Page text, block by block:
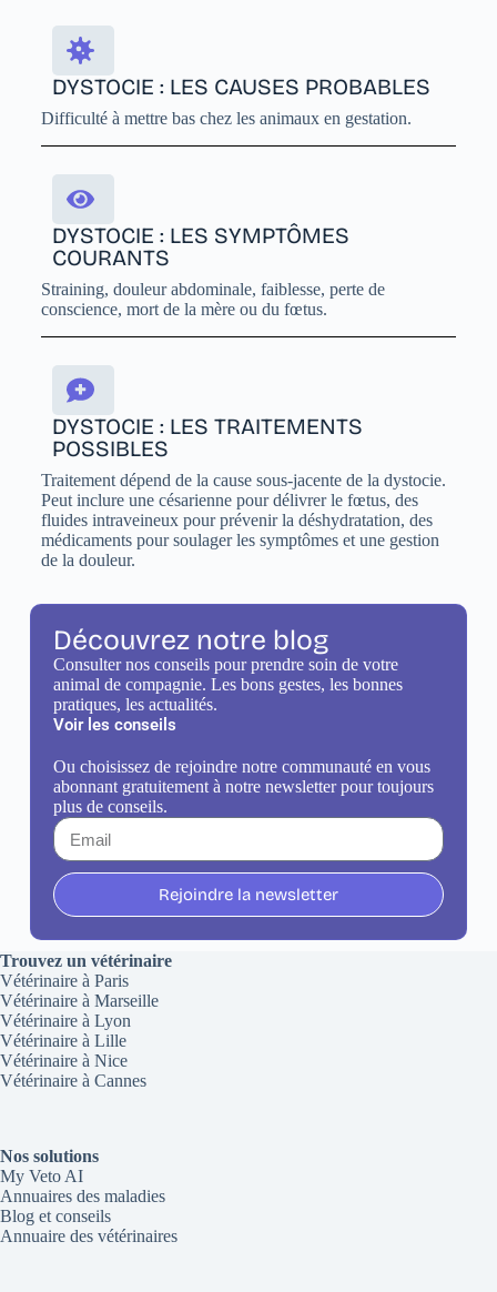
DYSTOCIE : LES CAUSES PROBABLES
Difficulté à mettre bas chez les animaux en gestation.
DYSTOCIE : LES SYMPTÔMES
COURANTS
Straining, douleur abdominale, faiblesse, perte de
conscience, mort de la mère ou du fœtus.
DYSTOCIE : LES TRAITEMENTS
POSSIBLES
Traitement dépend de la cause sous-jacente de la dystocie.
Peut inclure une césarienne pour délivrer le fœtus, des
fluides intraveineux pour prévenir la déshydratation, des
médicaments pour soulager les symptômes et une gestion
de la douleur.
Découvrez notre blog
Consulter nos conseils pour prendre soin de votre
animal de compagnie. Les bons gestes, les bonnes
pratiques, les actualités.
Voir les conseils
Ou choisissez de rejoindre notre communauté en vous
abonnant gratuitement à notre newsletter pour toujours
plus de conseils.
Rejoindre la newsletter
Trouvez un vétérinaire
Vétérinaire à Paris
Vétérinaire à Marseille
Vétérinaire à Lyon
Vétérinaire à Lille
Vétérinaire à Nice
Vétérinaire à Cannes
Nos solutions
My Veto AI
Annuaires des maladies
Blog et conseils
Annuaire des vétérinaires